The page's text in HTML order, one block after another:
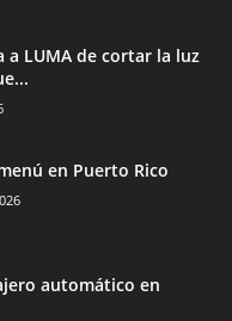
a LUMA de cortar la luz
en Puerto Rico
automático en